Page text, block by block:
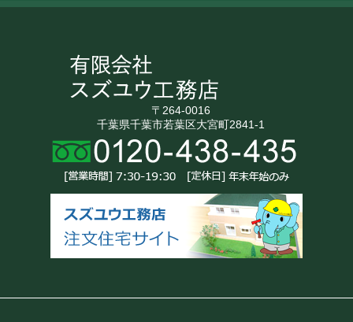
〒264-0016
千葉県千葉市若葉区大宮町2841-1